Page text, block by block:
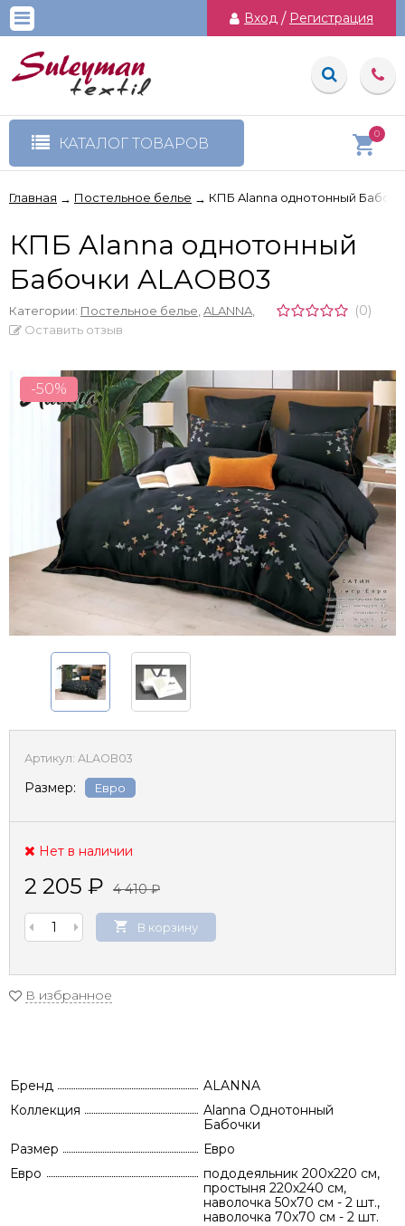
Вход / Регистрация
КАТАЛОГ ТОВАРОВ
0
Главная → Постельное белье → КПБ Alanna однотонный
КПБ Alanna однотонный
Бабочки ALAOB03
Категории: Постельное белье ALANNA (0)
Оставить отзыв
-50%
Артикул: ALAOB03
Размер: Евро
Нет в наличии
2 205 ₽ 4 410₽
В корзину
В избранное
Бренд
ALANNA
Коллекция
Alanna Однотонный
Бабочки
Размер
Евро
Евро
пододеяльник 200х220 см,
простыня 220х240 см,
наволочка 50х70 см - 2 шт.,
наволочка 70х70 см - 2 шт.